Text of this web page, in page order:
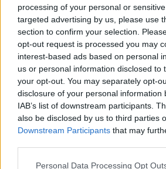
processing of your personal or
targeted advertising by us, please use
section to confirm your selection.
opt-out request is processed you may
interest-based ads based on personal
us or personal information disclosed to
your opt-out. You may separately opt-
disclosure of your personal information
IAB’s list of downstream participants.
also be disclosed by us to third parties
Downstream Participants that may
Personal Data Processing Opt
ΤΙ ΕΙΝΑΙ;
Λευκό φιλί: Τι είναι, γιατί
ζευγάρια και πότε
έρωτα πιο απολαυστικό
Το «λευκό φιλί» είναι μια
που διχάζει τα ζευγάρια – Τι
προκαλεί διαφορετικές
μπορεί να ενισχύσει την